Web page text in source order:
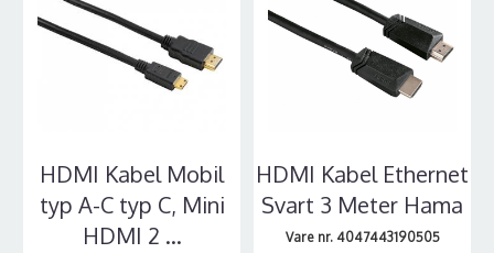
HDMI Kabel Mobil
typ A-C typ C, Mini
HDMI 2 ...
HDMI Kabel Ethernet
Svart 3 Meter Hama
Vare nr. 4047443190505